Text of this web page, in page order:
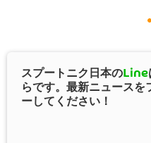
スプートニク日本のLine
らです。最新ニュースを
ーしてください！